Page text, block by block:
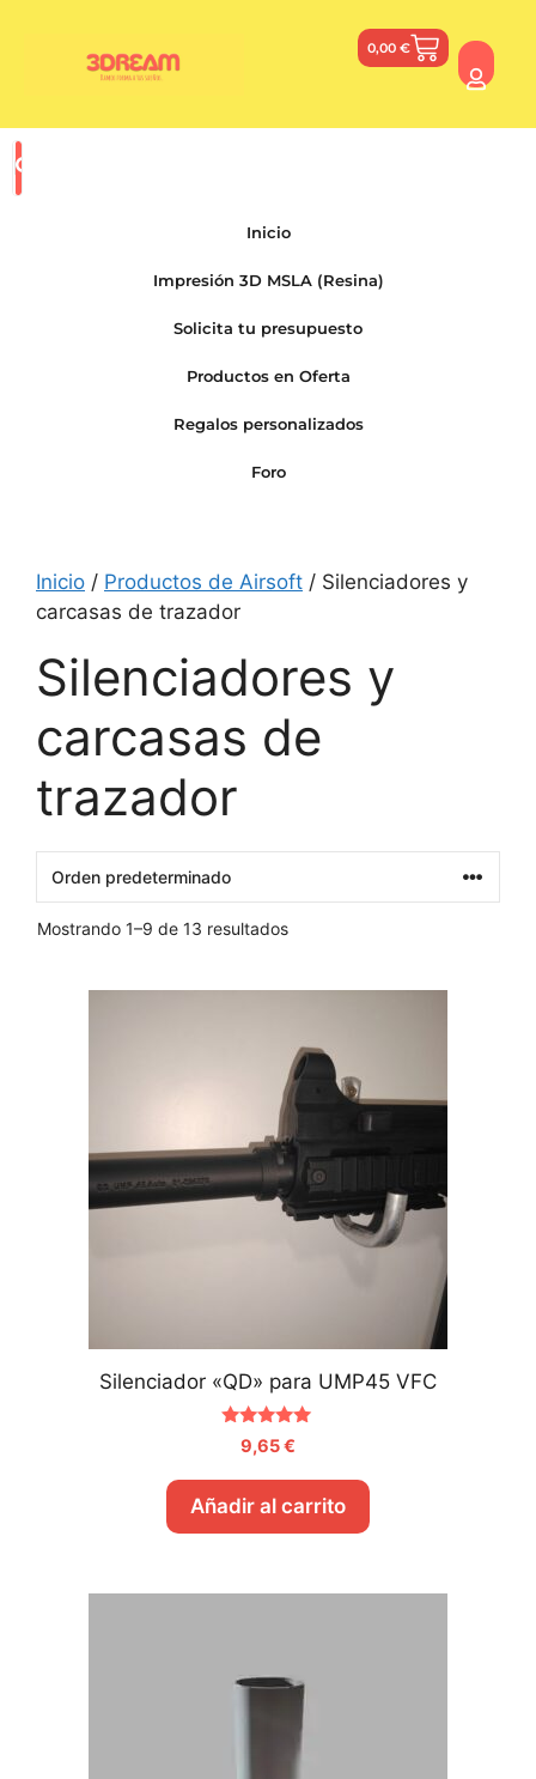
0,00 €
Inicio
Impresión 3D MSLA (Resina)
Solicita tu presupuesto
Productos en Oferta
Regalos personalizados
Foro
Inicio / Productos de Airsoft / Silenciadores y
carcasas de trazador
Silenciadores y
carcasas de
trazador
Mostrando 1–9 de 13 resultados
Silenciador «QD» para UMP45 VFC
5.00
de 5
9,65€
Añadir al carrito